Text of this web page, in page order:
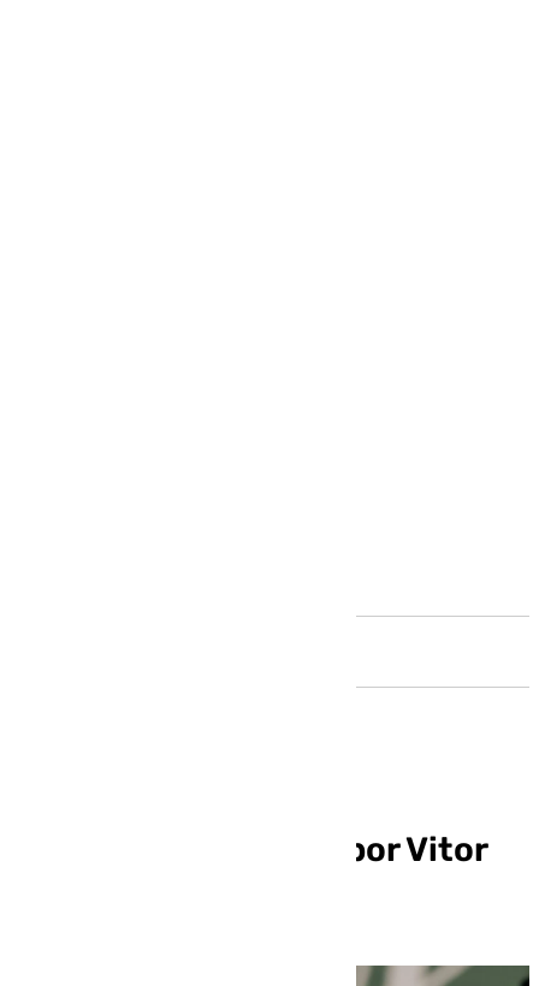
Palmeiras se lanza a por Vitor